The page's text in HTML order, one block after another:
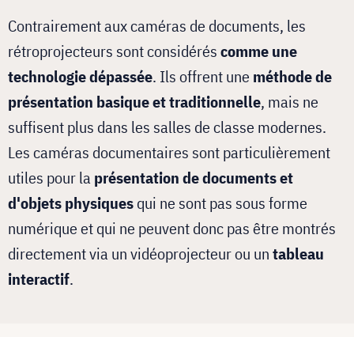
Contrairement aux caméras de documents, les
rétroprojecteurs sont considéréscomme une
technologie dépassée. Ils offrent une méthode de
présentation basique et traditionnelle, mais ne
suffisent plus dans les salles de classe modernes.
Les caméras documentaires sont particulièrement
utiles pour laprésentation de documents et
d'objets physiquesqui ne sont pas sous forme
numérique et qui ne peuvent donc pas être montrés
directement via un vidéoprojecteur ou untableau
interactif.